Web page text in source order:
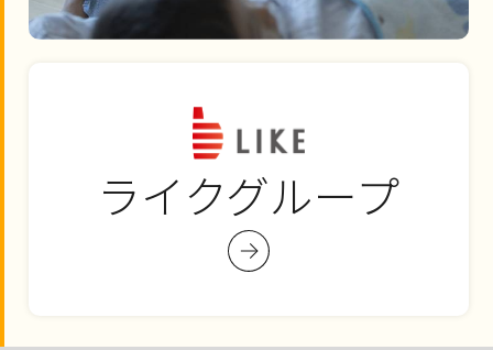
ライクグループ